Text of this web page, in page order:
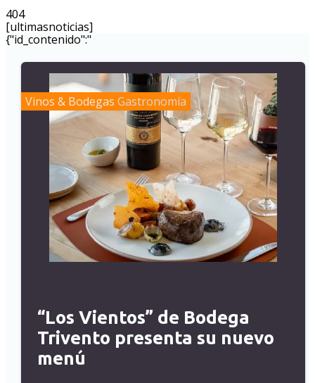
404
[ultimasnoticias]
{"id_contenido":"
Vinos & Bodegas Gastronomía
“Los Vientos” de Bodega
Trivento presenta su nuevo
menú